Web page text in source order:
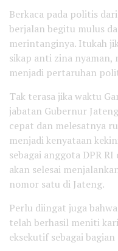
Berkaca pada politis
berjalan begitu mulus
merintanginya. Itukah
sikap anti zina nyaman,
menjadi pertaruhan
Tak terasa jika waktu
jabatan Gubernur
cepat dan melesatnya
menjadi kenyataan
sebagai anggota DPR
akan selesai
nomor satu di Jateng.
Perlu diingat juga
telah berhasil meniti
eksekutif sebagai